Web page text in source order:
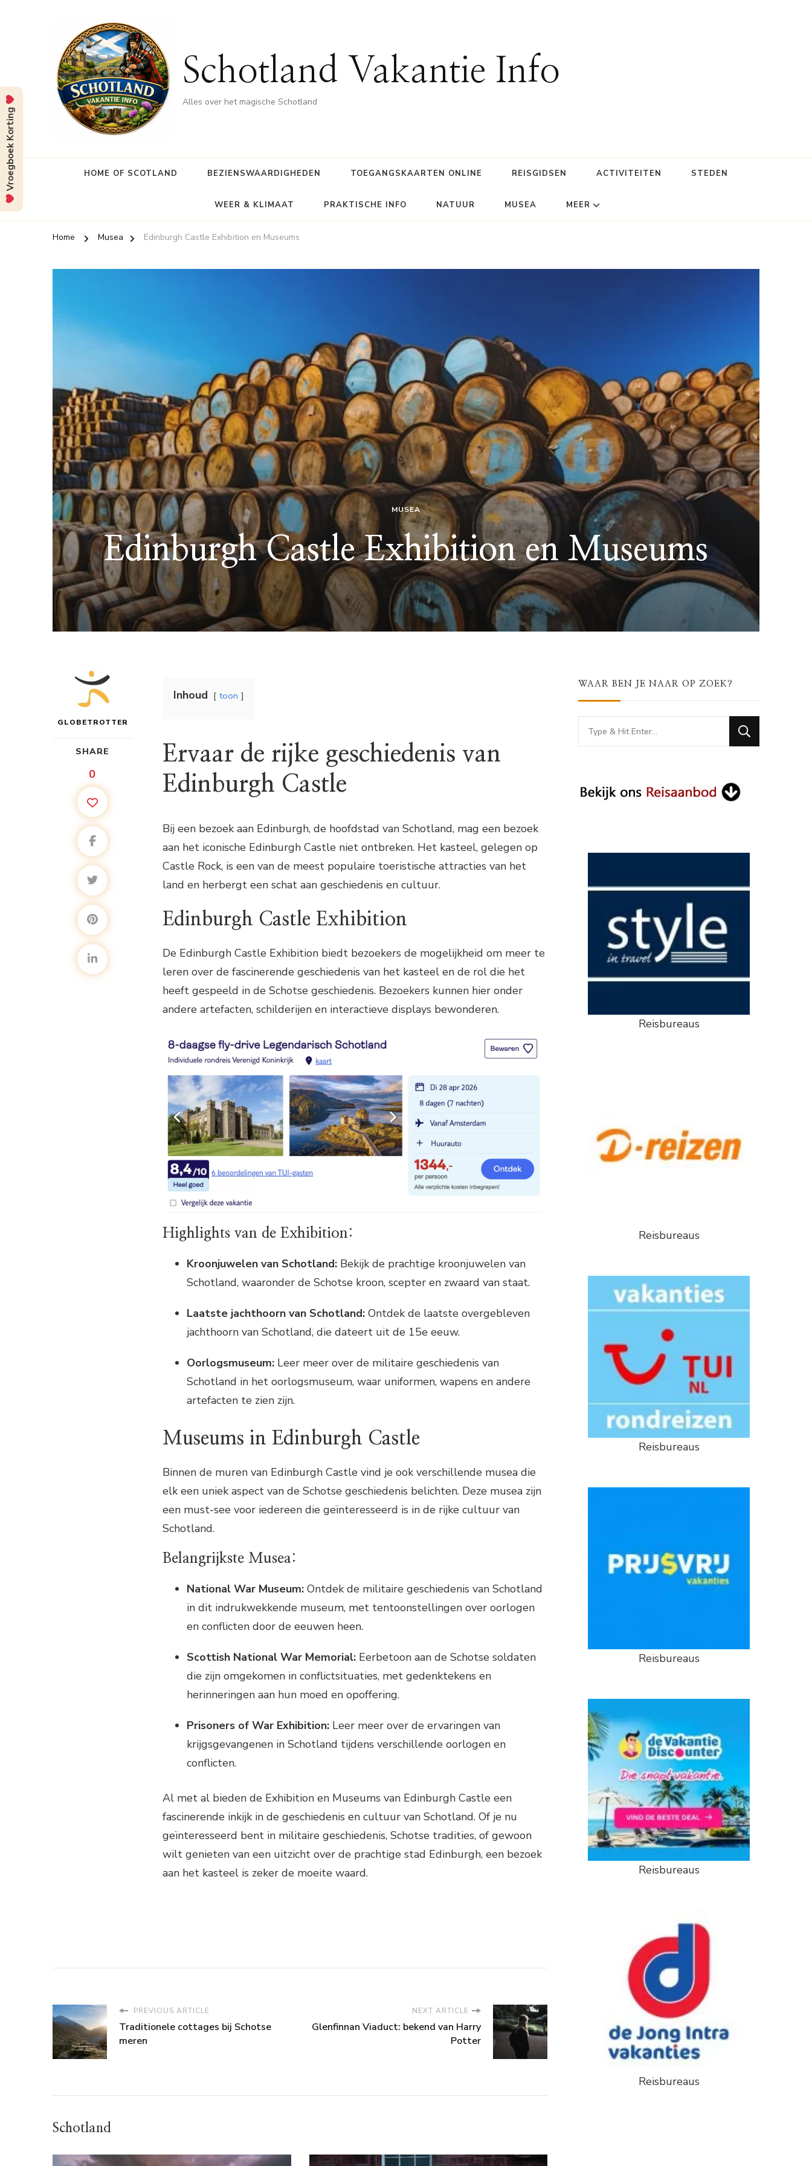
Schotland Vakantie Info
Alles over het magische Schotland
HOME OF SCOTLAND BEZIENSWAARDIGHEDEN TOEGANGSKAARTEN ONLINE REISGIDSEN ACTIVITEITEN STEDEN
WEER & KLIMAAT PRAKTISCHE INFO NATUUR MUSEA MEER
Home Musea Edinburgh Castle Exhibition en Museums
MUSEA
Edinburgh Castle Exhibition en Museums
GLOBETROTTER
SHARE
0
Inhoud toon
Ervaar de rijke geschiedenis van
Edinburgh Castle
Bij een bezoek aan Edinburgh, de hoofdstad van Schotland, mag een bezoek
aan het iconische Edinburgh Castle niet ontbreken. Het kasteel, gelegen op
Castle Rock, is een van de meest populaire toeristische attracties van het
land en herbergt een schat aan geschiedenis en cultuur.
Edinburgh Castle Exhibition
De Edinburgh Castle Exhibition biedt bezoekers de mogelijkheid om meer te
leren over de fascinerende geschiedenis van het kasteel en de rol die het
heeft gespeeld in de Schotse geschiedenis. Bezoekers kunnen hier onder
andere artefacten, schilderijen en interactieve displays bewonderen.
Highlights van de Exhibition:
Kroonjuwelen van Schotland: Bekijk de prachtige kroonjuwelen van
Schotland, waaronder de Schotse kroon, scepter en zwaard van staat.
Laatste jachthoorn van Schotland: Ontdek de laatste overgebleven
jachthoorn van Schotland, die dateert uit de 15e eeuw.
Oorlogsmuseum: Leer meer over de militaire geschiedenis van
Schotland in het oorlogsmuseum, waar uniformen, wapens en andere
artefacten te zien zijn.
Museums in Edinburgh Castle
Binnen de muren van Edinburgh Castle vind je ook verschillende musea die
elk een uniek aspect van de Schotse geschiedenis belichten. Deze musea zijn
een must-see voor iedereen die geïnteresseerd is in de rijke cultuur van
Schotland.
Belangrijkste Musea:
National War Museum: Ontdek de militaire geschiedenis van Schotland
in dit indrukwekkende museum, met tentoonstellingen over oorlogen
en conflicten door de eeuwen heen.
Scottish National War Memorial: Eerbetoon aan de Schotse soldaten
die zijn omgekomen in conflictsituaties, met gedenktekens en
herinneringen aan hun moed en opoffering.
Prisoners of War Exhibition: Leer meer over de ervaringen van
krijgsgevangenen in Schotland tijdens verschillende oorlogen en
conflicten.
Al met al bieden de Exhibition en Museums van Edinburgh Castle een
fascinerende inkijk in de geschiedenis en cultuur van Schotland. Of je nu
geïnteresseerd bent in militaire geschiedenis, Schotse tradities, of gewoon
wilt genieten van een uitzicht over de prachtige stad Edinburgh, een bezoek
aan het kasteel is zeker de moeite waard.
PREVIOUS ARTICLE
Traditionele cottages bij Schotse
meren
NEXT ARTICLE
Glenfinnan Viaduct: bekend van Harry
Potter
Schotland
WAAR BEN JE NAAR OP ZOEK?
Looking
for
Reisbureaus
Reisbureaus
Reisbureaus
Reisbureaus
Reisbureaus
Reisbureaus
Vroegboek Korting